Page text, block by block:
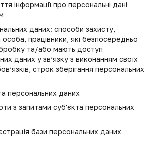
інформації про персональні дані
даних: способи захисту,
особа, працівники, які безпосередньо
та/або мають доступ
даних у зв’язку з виконанням своїх
строк зберігання персональних
персональних даних
з запитами суб'єкта персональних
бази персональних даних